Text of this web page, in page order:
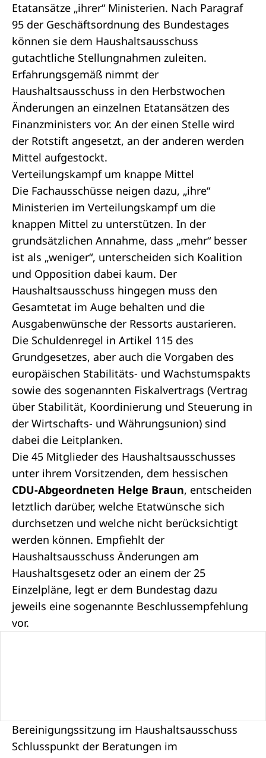
Etatansätze „ihrer“ Ministerien. Nach Paragraf
95 der Geschäftsordnung des Bundestages
können sie dem Haushaltsausschuss
gutachtliche Stellungnahmen zuleiten.
Erfahrungsgemäß nimmt der
Haushaltsausschuss in den Herbstwochen
Änderungen an einzelnen Etatansätzen des
Finanzministers vor. An der einen Stelle wird
der Rotstift angesetzt, an der anderen werden
Mittel aufgestockt.
Verteilungskampf um knappe Mittel
Die Fachausschüsse neigen dazu, „ihre“
Ministerien im Verteilungskampf um die
knappen Mittel zu unterstützen. In der
grundsätzlichen Annahme, dass „mehr“ besser
ist als „weniger“, unterscheiden sich Koalition
und Opposition dabei kaum. Der
Haushaltsausschuss hingegen muss den
Gesamtetat im Auge behalten und die
Ausgabenwünsche der Ressorts austarieren.
Die Schuldenregel in Artikel 115 des
Grundgesetzes, aber auch die Vorgaben des
europäischen Stabilitäts- und Wachstumspakts
sowie des sogenannten Fiskalvertrags (Vertrag
über Stabilität, Koordinierung und Steuerung in
der Wirtschafts- und Währungsunion) sind
dabei die Leitplanken.
Die 45 Mitglieder des Haushaltsausschusses
unter ihrem Vorsitzenden, dem hessischen
CDU-Abgeordneten Helge Braun, entscheiden
letztlich darüber, welche Etatwünsche sich
durchsetzen und welche nicht berücksichtigt
werden können. Empfiehlt der
Haushaltsausschuss Änderungen am
Haushaltsgesetz oder an einem der 25
Einzelpläne, legt er dem Bundestag dazu
jeweils eine sogenannte Beschlussempfehlung
vor.
Bereinigungssitzung im Haushaltsausschuss
Schlusspunkt der Beratungen im